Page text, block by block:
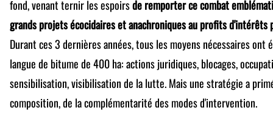
fond, venant ternir les espoirsde remporter ce combat
grands projets écocidaires et anachroniques au profits d'intérêts
Durant ces 3 dernières années, tous les moyens nécessaires
langue de bitume de 400 ha: actions juridiques, blocages,
sensibilisation, visibilisation de la lutte. Mais une stratégie a
composition, de la complémentarité des modes d'intervention.